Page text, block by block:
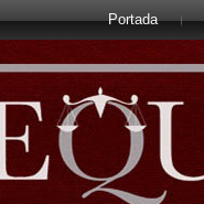
Portada